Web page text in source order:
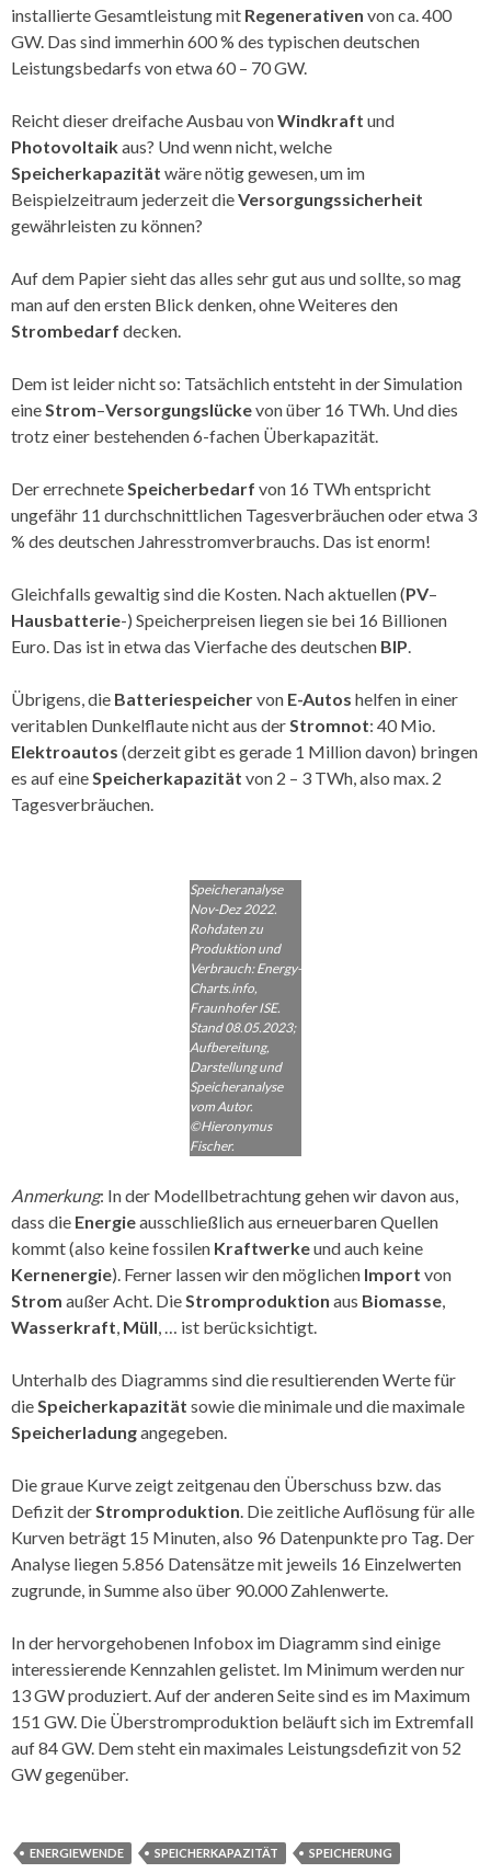
installierte Gesamtleistung mit Regenerativen von ca. 400
GW. Das sind immerhin 600 % des typischen deutschen
Leistungsbedarfs von etwa 60 – 70 GW.
Reicht dieser dreifache Ausbau vonWindkraft und
Photovoltaikaus? Und wenn nicht, welche
Speicherkapazität wäre nötig gewesen, um im
Beispielzeitraum jederzeit dieVersorgungssicherheit
gewährleisten zu können?
Auf dem Papier sieht das alles sehr gut aus und sollte, so mag
man auf den ersten Blick denken, ohne Weiteres den
Strombedarf decken.
Dem ist leider nicht so: Tatsächlich entsteht in der Simulation
eineStrom–Versorgungslückevon über 16 TWh. Und dies
trotz einer bestehenden 6-fachen Überkapazität.
Der errechneteSpeicherbedarf von 16 TWh entspricht
ungefähr 11 durchschnittlichen Tagesverbräuchen oder etwa 3
% des deutschen Jahresstromverbrauchs. Das ist enorm!
Gleichfalls gewaltig sind die Kosten. Nach aktuellen (PV–
Hausbatterie-) Speicherpreisen liegen sie bei 16 Billionen
Euro. Das ist in etwa das Vierfache des deutschen BIP.
Übrigens, die Batteriespeichervon E-Autos helfen in einer
veritablen Dunkelflaute nicht aus derStromnot: 40 Mio.
Elektroautos (derzeit gibt es gerade 1 Million davon) bringen
es auf eineSpeicherkapazität von 2 – 3 TWh, also max. 2
Tagesverbräuchen.
Speicheranalyse
Nov-Dez 2022.
Rohdaten zu
Produktion und
Verbrauch: Energy-
Charts.info,
Fraunhofer ISE.
Stand 08.05.2023;
Aufbereitung,
Darstellung und
Speicheranalyse
vom Autor.
©Hieronymus
Fischer.
Anmerkung: In der Modellbetrachtung gehen wir davon aus,
dass die Energieausschließlich aus erneuerbaren Quellen
kommt (also keine fossilen Kraftwerkeund auch keine
Kernenergie). Ferner lassen wir den möglichen Import von
Strom außer Acht. DieStromproduktion aus Biomasse,
Wasserkraft, Müll, … ist berücksichtigt.
Unterhalb des Diagramms sind die resultierenden Werte für
dieSpeicherkapazität sowie die minimale und die maximale
Speicherladungangegeben.
Die graue Kurve zeigt zeitgenau den Überschuss bzw. das
Defizit derStromproduktion. Die zeitliche Auflösung für alle
Kurven beträgt 15 Minuten, also 96 Datenpunkte pro Tag. Der
Analyse liegen 5.856 Datensätze mit jeweils 16 Einzelwerten
zugrunde, in Summe also über 90.000 Zahlenwerte.
In der hervorgehobenen Infobox im Diagramm sind einige
interessierende Kennzahlen gelistet. Im Minimum werden nur
13 GW produziert. Auf der anderen Seite sind es im Maximum
151 GW. Die Überstromproduktion beläuft sich im Extremfall
auf 84 GW. Dem steht ein maximales Leistungsdefizit von 52
GW gegenüber.
ENERGIEWENDE SPEICHERKAPAZITÄT SPEICHERUNG